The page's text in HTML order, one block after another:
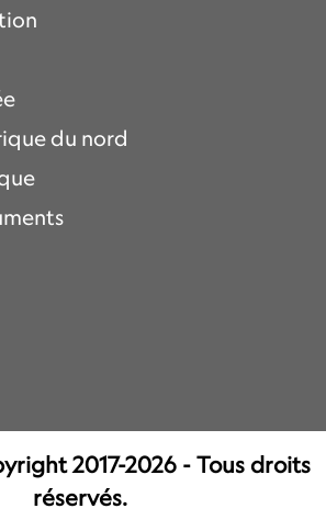
du nord
2017-2026 - Tous droits
réservés.